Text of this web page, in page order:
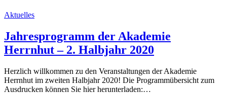
Aktuelles
Jahresprogramm der Akademie
Herrnhut – 2. Halbjahr 2020
Herzlich willkommen zu den Veranstaltungen der Akademie
Herrnhut im zweiten Halbjahr 2020! Die Programmübersicht zum
Ausdrucken können Sie hier herunterladen:…